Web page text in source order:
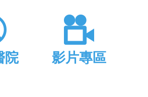
院 影片專區